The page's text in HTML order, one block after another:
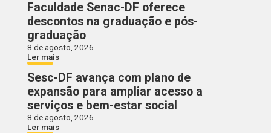
Faculdade Senac-DF oferece
descontos na graduação e pós-
graduação
8 de agosto, 2026
Ler mais
Sesc-DF avança com plano de
expansão para ampliar acesso a
serviços e bem-estar social
8 de agosto, 2026
Ler mais